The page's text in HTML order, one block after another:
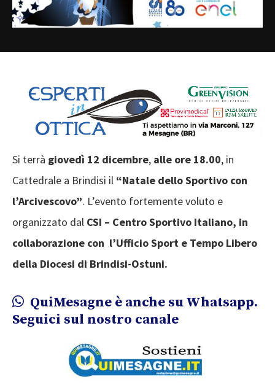
Si terrà giovedì 12 dicembre, alle ore 18.00, in
Cattedrale a Brindisi il “Natale dello Sportivo con
l’Arcivescovo”. L’evento fortemente voluto e
organizzato dal CSI – Centro Sportivo Italiano, in
collaborazione con l’Ufficio Sport e Tempo Libero
della Diocesi di Brindisi-Ostuni.
QuiMesagne è anche su Whatsapp.
Seguici sul nostro canale